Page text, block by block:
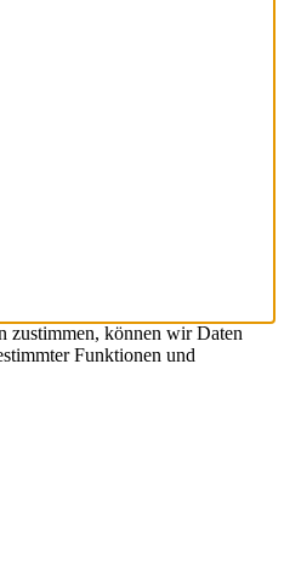
zustimmen, können wir Daten
Funktionen und